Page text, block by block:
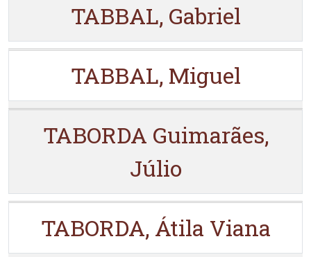
TABBAL, Gabriel
TABBAL, Miguel
TABORDA Guimarães,
Júlio
TABORDA, Átila Viana